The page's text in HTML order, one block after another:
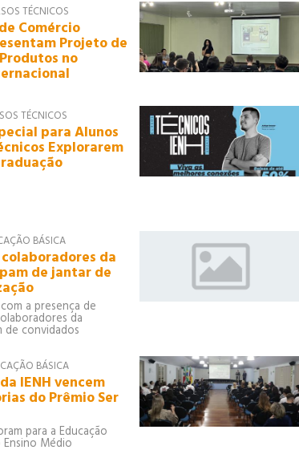
TÉCNICOS
Comércio
Projeto de
no
TÉCNICOS
para Alunos
Explorarem
BÁSICA
da
de jantar de
a presença de
da
de convidados
BÁSICA
IENH vencem
do Prêmio Ser
para a Educação
Médio